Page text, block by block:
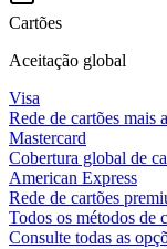
Cartões
Aceitação global
Visa
Rede de cartões mais
Mastercard
Cobertura global de
American Express
Rede de cartões
Todos os métodos de
Consulte todas as